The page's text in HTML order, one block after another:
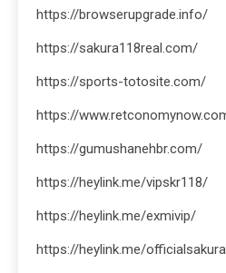
https://browserupgrade.info/
https://sakura118real.com/
https://sports-totosite.com/
https://
https://gumushanehbr.com/
https://heylink.me/vipskr118/
https://heylink.me/exmivip/
https://heylink.me/